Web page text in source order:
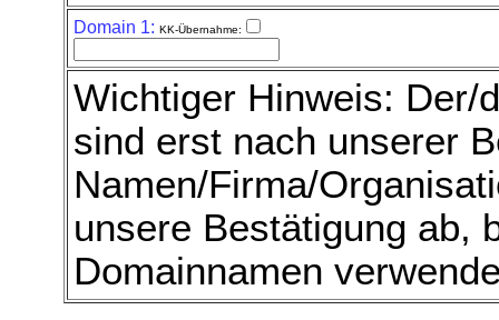
Domain 1: KK-Übernahme:
Wichtiger Hinweis: Der/
sind erst nach unserer
Namen/Firma/
unsere Bestätigung ab,
Domainnamen